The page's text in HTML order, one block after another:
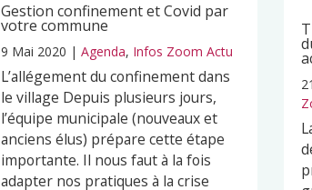
Gestion confinement et Covid par
votre commune
9 Mai 2020 | Agenda, Infos Zoom Actu
L’allégement du confinement dans
le village Depuis plusieurs jours,
l’équipe municipale (nouveaux et
anciens élus) prépare cette étape
importante. Il nous faut à la fois
adapter nos pratiques à la crise